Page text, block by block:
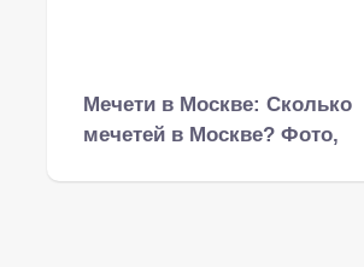
Мечети в Москве: Сколько
мечетей в Москве? Фото,